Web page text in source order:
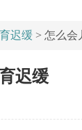
迟缓 > 怎么会
迟缓